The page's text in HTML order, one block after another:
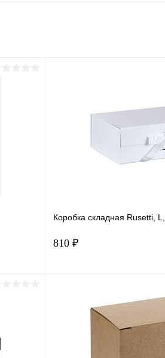
Коробка складная Rusetti,
810 ₽
Купить в 1 клик